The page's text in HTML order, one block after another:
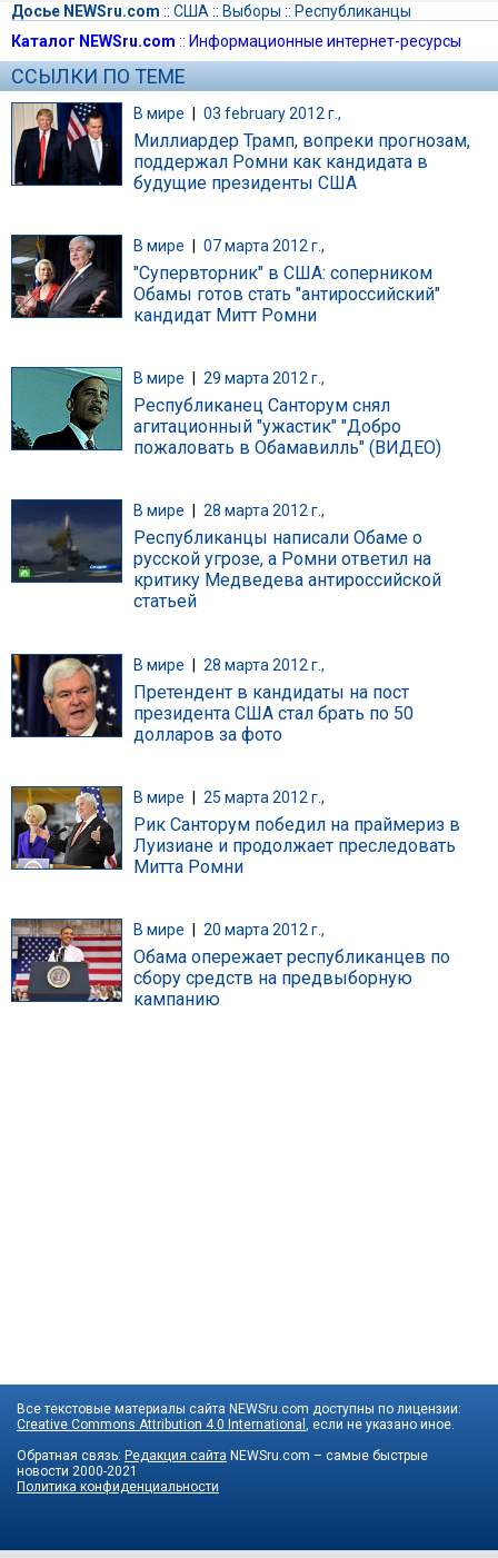
Досье NEWSru.com :: США :: Выборы :: Республиканцы
Каталог NEWSru.com :: Информационные интернет-ресурсы
ССЫЛКИ ПО ТЕМЕ
В мире | 03 february 2012 г.,
Миллиардер Трамп, вопреки прогнозам,
поддержал Ромни как кандидата в
будущие президенты США
В мире 07 марта 2012 г.,
"Супервторник" в США: соперником
Обамы готов стать "антироссийский"
кандидат Митт Ромни
В мире 29 марта 2012 г.,
Республиканец Санторум снял
агитационный "ужастик" "Добро
пожаловать в Обамавилль" (ВИДЕО)
В мире 28 марта 2012 г.,
Республиканцы написали Обаме о
русской угрозе, а Ромни ответил на
критику Медведева антироссийской
статьей
В мире | 28 марта 2012 г.,
Претендент в кандидаты на пост
президента США стал брать по 50
долларов за фото
В мире 25 марта 2012 г.,
Рик Санторум победил на праймериз в
Луизиане и продолжает преследовать
Митта Ромни
В мире 20 марта 2012 г.,
Обама опережает республиканцев по
сбору средств на предвыборную
кампанию
Все текстовые материалы сайта NEWSru.com доступны по лицензии:
Creative Commons Attribution 4.0 International , если не указано иное.
Обратная связь: Редакция сайта NEWSru.com – самые быстрые
новости 2000-2021
Политика конфиденциальности